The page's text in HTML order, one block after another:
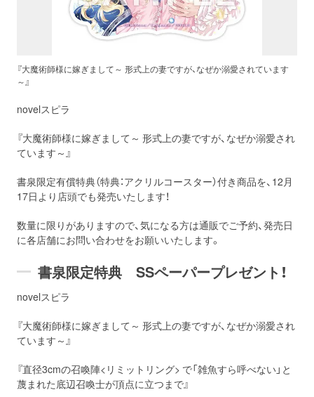
『大魔術師様に嫁ぎまして～ 形式上の妻ですが、なぜか溺愛されています
～』
novelスピラ
『大魔術師様に嫁ぎまして～ 形式上の妻ですが、なぜか溺愛され
ています～』
書泉限定有償特典（特典：アクリルコースター）付き商品を、12月
17日より店頭でも発売いたします！
数量に限りがありますので、気になる方は通販でご予約、発売日
に各店舗にお問い合わせをお願いいたします。
書泉限定特典 SSペーパープレゼント！
novelスピラ
『大魔術師様に嫁ぎまして～ 形式上の妻ですが、なぜか溺愛され
ています～』
『直径3cmの召喚陣<リミットリング> で「雑魚すら呼べない」と
蔑まれた底辺召喚士が頂点に立つまで』